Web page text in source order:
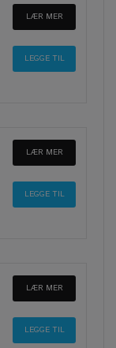
LÆR MER
LÆR MER
LÆR MER